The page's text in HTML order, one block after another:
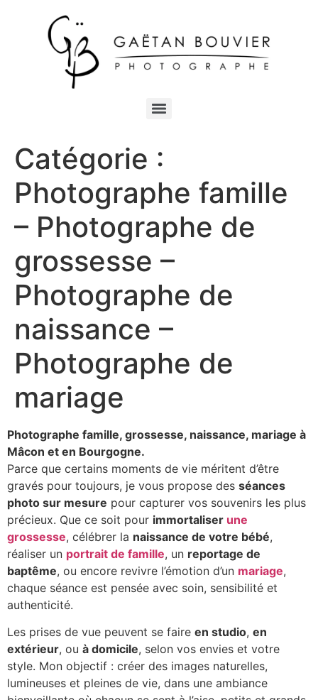
Catégorie :
Photographe famille
– Photographe de
grossesse –
Photographe de
naissance –
Photographe de
mariage
Photographe famille, grossesse, naissance, mariage à
Mâcon et en Bourgogne.
Parce que certains moments de vie méritent d’être
gravés pour toujours, je vous propose des séances
photo sur mesure pour capturer vos souvenirs les plus
précieux. Que ce soit pour immortaliser une
grossesse, célébrer la naissance de votre bébé,
réaliser un portrait de famille, un reportage de
baptême, ou encore revivre l’émotion d’un mariage,
chaque séance est pensée avec soin, sensibilité et
authenticité.
Les prises de vue peuvent se faire en studio, en
extérieur, ou à domicile, selon vos envies et votre
style. Mon objectif : créer des images naturelles,
lumineuses et pleines de vie, dans une ambiance